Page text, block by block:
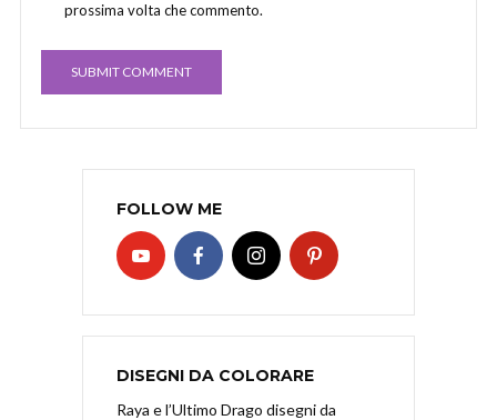
prossima volta che commento.
FOLLOW ME
DISEGNI DA COLORARE
Raya e l’Ultimo Drago disegni da